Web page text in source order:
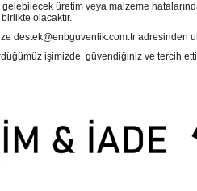
üretim veya malzeme
olacaktır.
destek@enbguvenlik.com.tr adresinden
işimizde, güvendiğiniz ve tercih